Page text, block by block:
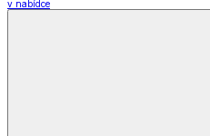
v nabídce